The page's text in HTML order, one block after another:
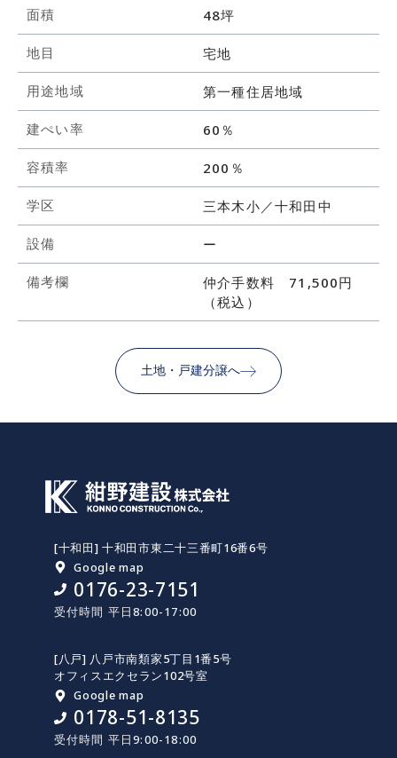
面積 48坪
地目 宅地
用途地域 第一種住居地域
建ぺい率 60％
容積率 200％
学区 三本木小／十和田中
設備 ー
備考欄
仲介手数料 71,500円
（税込）
土地・戸建分譲へ
[十和田] 十和田市東二十三番町16番6号
Google map
0176-23-7151
受付時間 平日8:00-17:00
[八戸] 八戸市南類家5丁目1番5号
オフィスエクセラン102号室
Google map
0178-51-8135
受付時間 平日9:00-18:00